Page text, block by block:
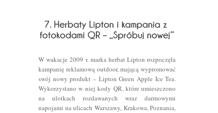
W wakacje 2009 r. marka herbat Lipton rozpoczęła
kampanię reklamową outdoor, mającą wypromować
swój nowy produkt – Lipton Green Apple Ice Tea.
Wykorzystano w niej kody QR, które umieszczono
na ulotkach rozdawanych wraz darmowymi
napojami na ulicach Warszawy, Krakowa, Poznania,